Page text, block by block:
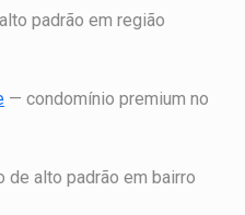
padrão em região
— condomínio premium no
alto padrão em bairro